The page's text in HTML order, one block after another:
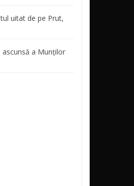
uitat de pe Prut,
a Munților